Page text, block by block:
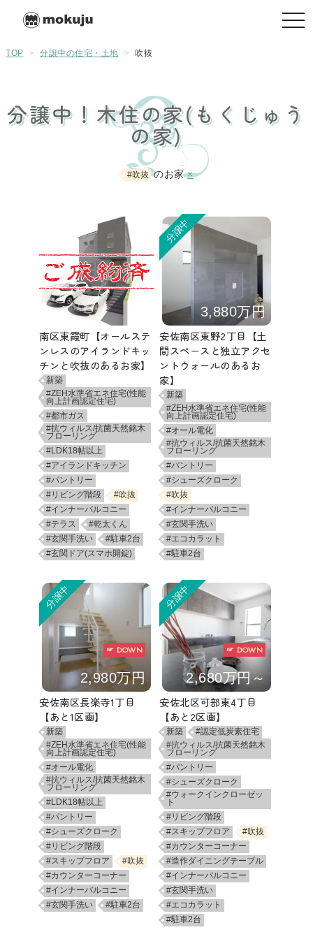
TOP > 分譲中の住宅・土地 > 吹抜
分譲中！木住の家(もくじゅう
の家)
#吹抜 のお家×
南区東霞町【オールステ
ンレスのアイランドキッ
チンと吹抜のあるお家】
新築
#ZEH水準省エネ住宅(性能
向上計画認定住宅)
#都市ガス
#抗ウィルス/抗菌天然銘木
フローリング
#LDK18帖以上
#アイランドキッチン
#パントリー
#リビング階段
#吹抜
#インナーバルコニー
#テラス
#乾太くん
#玄関手洗い
#駐車2台
#玄関ドア(スマホ開錠)
分譲中
3,880万円
安佐南区東野2丁目【土
間スペースと独立アクセ
ントウォールのあるお
家】
新築
#ZEH水準省エネ住宅(性能
向上計画認定住宅)
#オール電化
#抗ウィルス/抗菌天然銘木
フローリング
#パントリー
#シューズクローク
#吹抜
#インナーバルコニー
#玄関手洗い
#エコカラット
#駐車2台
分譲中
☞ DOWN
2,980万円
安佐南区長楽寺1丁目
【あと1区画】
新築
#ZEH水準省エネ住宅(性能
向上計画認定住宅)
#オール電化
#抗ウィルス/抗菌天然銘木
フローリング
#LDK18帖以上
#パントリー
#シューズクローク
#リビング階段
#スキップフロア
#吹抜
#カウンターコーナー
#インナーバルコニー
#玄関手洗い
#駐車2台
分譲中
☞ DOWN
2,680万円～
安佐北区可部東4丁目
【あと2区画】
新築
#認定低炭素住宅
#抗ウィルス/抗菌天然銘木
フローリング
#パントリー
#シューズクローク
#ウォークインクローゼッ
ト
#リビング階段
#スキップフロア
#吹抜
#カウンターコーナー
#造作ダイニングテーブル
#インナーバルコニー
#玄関手洗い
#エコカラット
#駐車2台